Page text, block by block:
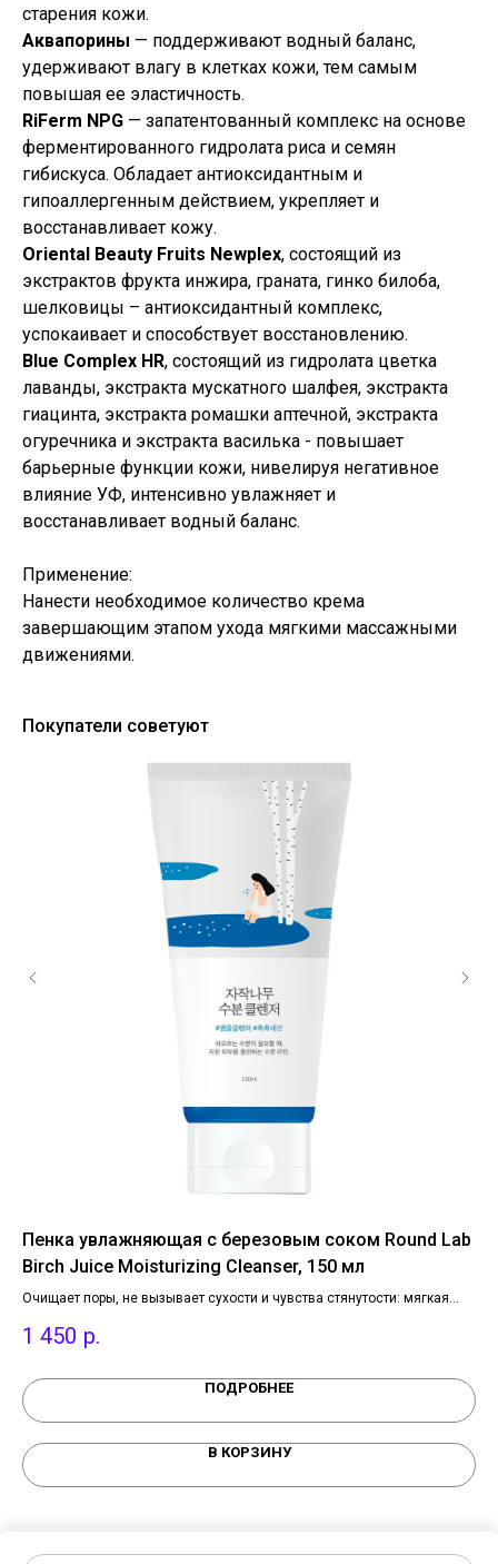
старения кожи.
Аквапорины — поддерживают водный баланс,
удерживают влагу в клетках кожи, тем самым
повышая ее эластичность.
RiFerm NPG — запатентованный комплекс на основе
ферментированного гидролата риса и семян
гибискуса. Обладает антиоксидантным и
гипоаллергенным действием, укрепляет и
восстанавливает кожу.
Oriental Beauty Fruits Newplex, состоящий из
экстрактов фрукта инжира, граната, гинко билоба,
шелковицы – антиоксидантный комплекс,
успокаивает и способствует восстановлению.
Blue Complex HR, состоящий из гидролата цветка
лаванды, экстракта мускатного шалфея, экстракта
гиацинта, экстракта ромашки аптечной, экстракта
огуречника и экстракта василька - повышает
барьерные функции кожи, нивелируя негативное
влияние УФ, интенсивно увлажняет и
восстанавливает водный баланс.
Применение:
Нанести необходимое количество крема
завершающим этапом ухода мягкими массажными
движениями.
Покупатели советуют
Пенка увлажняющая с березовым соком Round Lab
Birch Juice Moisturizing Cleanser, 150 мл
Очищает поры, не вызывает сухости и чувства стянутости: мягкая
основе кокоса, имеет текстуру мягкого водянистого геля и аромат
ромашки и полыни. и аромат ромашки и полыни.
1 450 р.
ПОДРОБНЕЕ
В КОРЗИНУ